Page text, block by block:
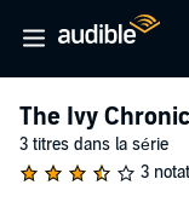
The Ivy
3 titres dans la série
3